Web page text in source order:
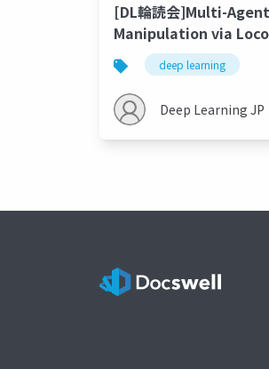
[DL輪読会]Multi-Agent
Manipulation via
using Hierarchical
deep learning
Deep Learning JP